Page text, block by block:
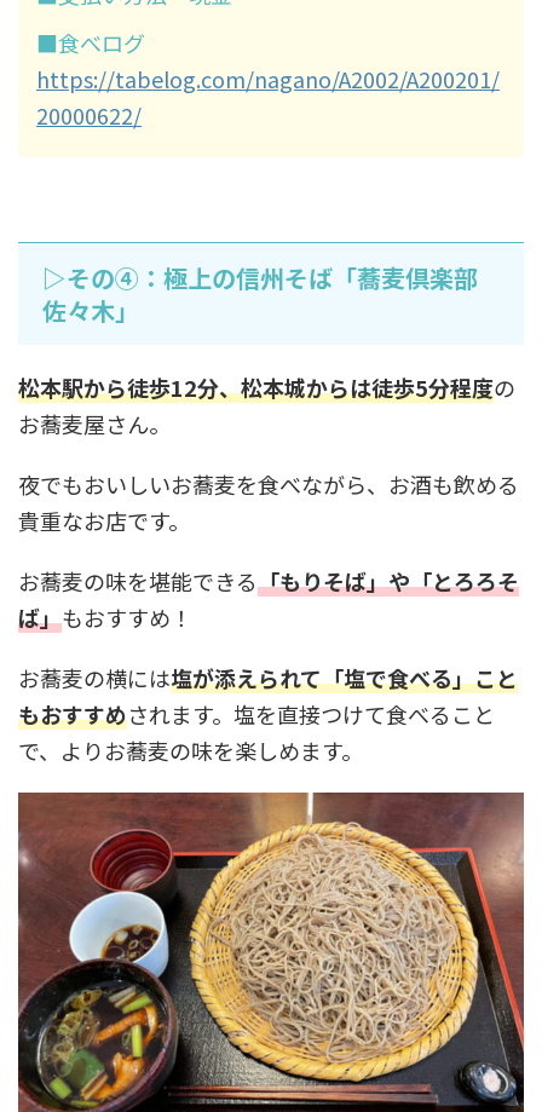
■食べログ
https://tabelog.com/nagano/A2002/A200201/
20000622/
▷その④：極上の信州そば「蕎麦倶楽部
佐々木」
松本駅から徒歩12分、松本城からは徒歩5分程度の
お蕎麦屋さん。
夜でもおいしいお蕎麦を食べながら、お酒も飲める
貴重なお店です。
お蕎麦の味を堪能できる「もりそば」や「とろろそ
ば」もおすすめ！
お蕎麦の横には塩が添えられて「塩で食べる」こと
もおすすめされます。塩を直接つけて食べること
で、よりお蕎麦の味を楽しめます。